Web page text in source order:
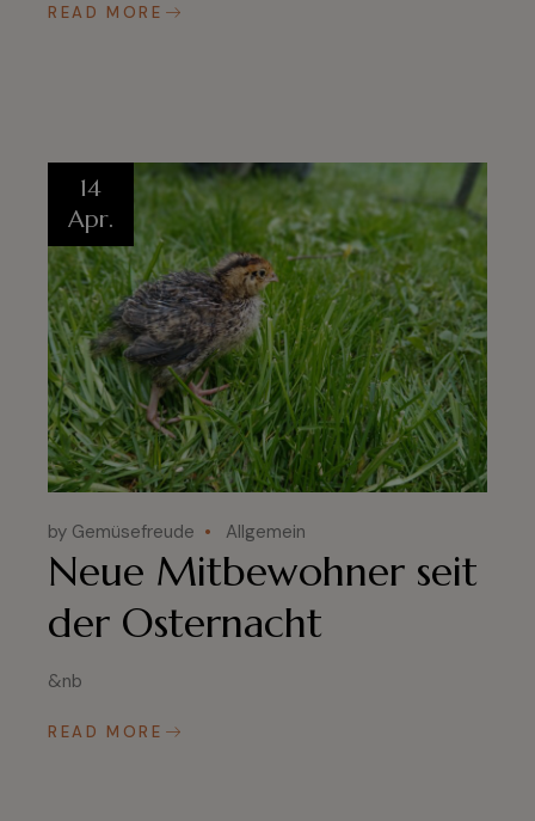
READ MORE
14
Apr.
by Gemüsefreude Allgemein
Neue Mitbewohner seit
der Osternacht
&nb
READ MORE